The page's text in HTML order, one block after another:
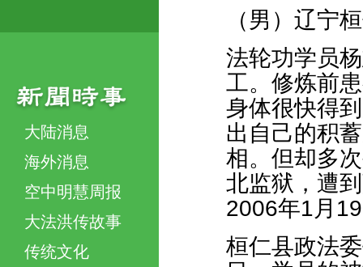
大陆消息
海外消息
空中明慧周报
大法洪传故事
传统文化
（男）辽宁
法轮功学员
工。修炼前
身体很快得
出自己的积
相。但却多
北监狱，遭
2006年1月
桓仁县政法